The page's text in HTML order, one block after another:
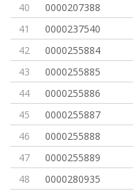
40
0000207388
41
0000237540
42
0000255884
43
0000255885
44
0000255886
45
0000255887
46
0000255888
47
0000255889
48
0000280935